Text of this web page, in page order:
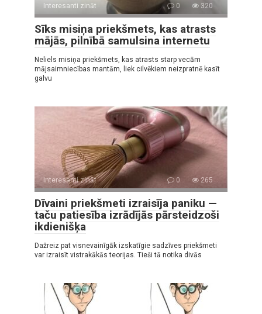
Interesanti zināt 0 320
Sīks misiņa priekšmets, kas atrasts
mājās, pilnībā samulsina internetu
Neliels misiņa priekšmets, kas atrasts starp vecām
mājsaimniecības mantām, liek cilvēkiem neizpratnē kasīt
galvu
Interesanti zināt 0 265
Dīvaini priekšmeti izraisīja paniku —
taču patiesība izrādījās pārsteidzoši
ikdienišķa
Dažreiz pat visnevainīgāk izskatīgie sadzīves priekšmeti
var izraisīt vistrakākās teorijas. Tieši tā notika divās